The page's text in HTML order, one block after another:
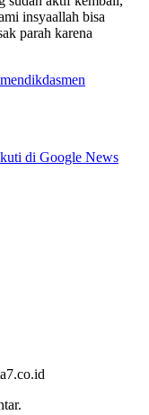
insyaallah bisa
parah karena
di Google News